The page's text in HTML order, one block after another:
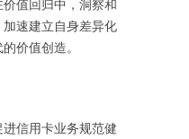
值回归中，洞察和
速建立自身差异化
价值创造。
信用卡业务规范健